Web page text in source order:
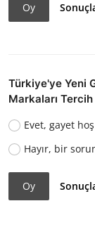
Oy
Türkiye'ye Yeni
Markaları
Evet, gayet
Hayır, bir
Oy